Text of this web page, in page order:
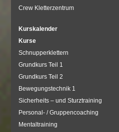
Crew Kletterzentrum
Kurskalender
Kurse
Schnupperklettern
Grundkurs Teil 1
Grundkurs Teil 2
Bewegungstechnik 1
Sicherheits – und Sturztraining
Personal- / Gruppencoaching
Mentaltraining